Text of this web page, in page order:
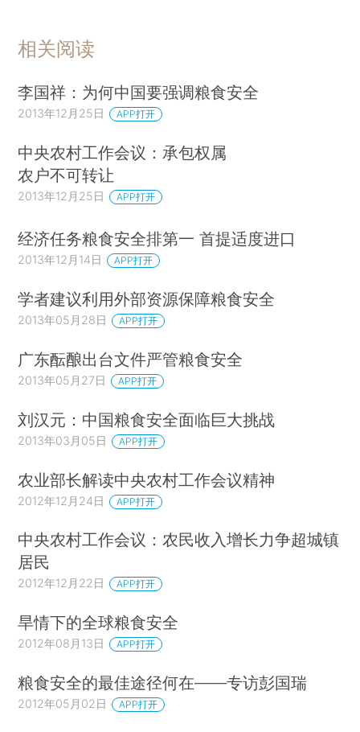
相关阅读
李国祥：为何中国要强调粮食安全
2013年12月25日 APP打开
中央农村工作会议：承包权属
农户不可转让
2013年12月25日 APP打开
经济任务粮食安全排第一 首提适度进口
2013年12月14日 APP打开
学者建议利用外部资源保障粮食安全
2013年05月28日 APP打开
广东酝酿出台文件严管粮食安全
2013年05月27日 APP打开
刘汉元：中国粮食安全面临巨大挑战
2013年03月05日 APP打开
农业部长解读中央农村工作会议精神
2012年12月24日 APP打开
中央农村工作会议：农民收入增长力争超城镇
居民
2012年12月22日 APP打开
旱情下的全球粮食安全
2012年08月13日 APP打开
粮食安全的最佳途径何在——专访彭国瑞
2012年05月02日 APP打开